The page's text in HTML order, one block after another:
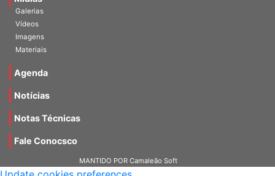
Mídias
Galerias
Vídeos
Imagens
MANTIDO POR Camaleão Soft